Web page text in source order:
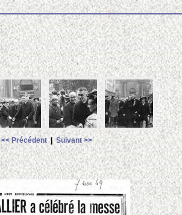
<< Précédent|Suivant >>